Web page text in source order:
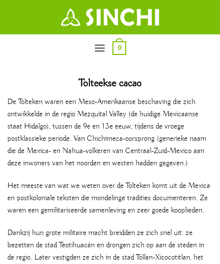
0
Tolteekse cacao
De Tolteken waren een Meso-Amerikaanse beschaving die zich
ontwikkelde in de regio Mezquital Valley (de huidige Mexicaanse
staat Hidalgo), tussen de 9e en 13e eeuw, tijdens de vroege
postklassieke periode. Van Chichimeca-oorsprong (generieke naam
die de Mexica- en Nahua-volkeren van Centraal-Zuid-Mexico aan
deze inwoners van het noorden en westen hadden gegeven.)
Het meeste van wat we weten over de Tolteken komt uit de Mexica
en postkoloniale teksten die mondelinge tradities documenteren. Ze
waren een gemilitariseerde samenleving en zeer goede kooplieden.
Dankzij hun grote militaire macht breidden ze zich snel uit: ze
bezetten de stad Teotihuacán en drongen zich op aan de steden in
de regio. Later vestigden ze zich in de stad Tollan-Xicocotitlan, het